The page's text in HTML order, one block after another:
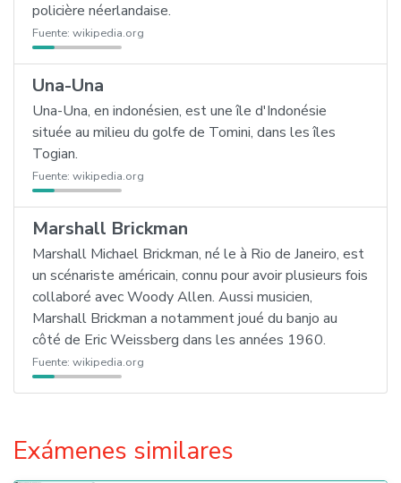
policière néerlandaise.
Fuente: wikipedia.org
Una-Una
Una-Una, en indonésien, est une île d'Indonésie
située au milieu du golfe de Tomini, dans les îles
Togian.
Fuente: wikipedia.org
Marshall Brickman
Marshall Michael Brickman, né le à Rio de Janeiro, est
un scénariste américain, connu pour avoir plusieurs fois
collaboré avec Woody Allen. Aussi musicien,
Marshall Brickman a notamment joué du banjo au
côté de Eric Weissberg dans les années 1960.
Fuente: wikipedia.org
Exámenes similares